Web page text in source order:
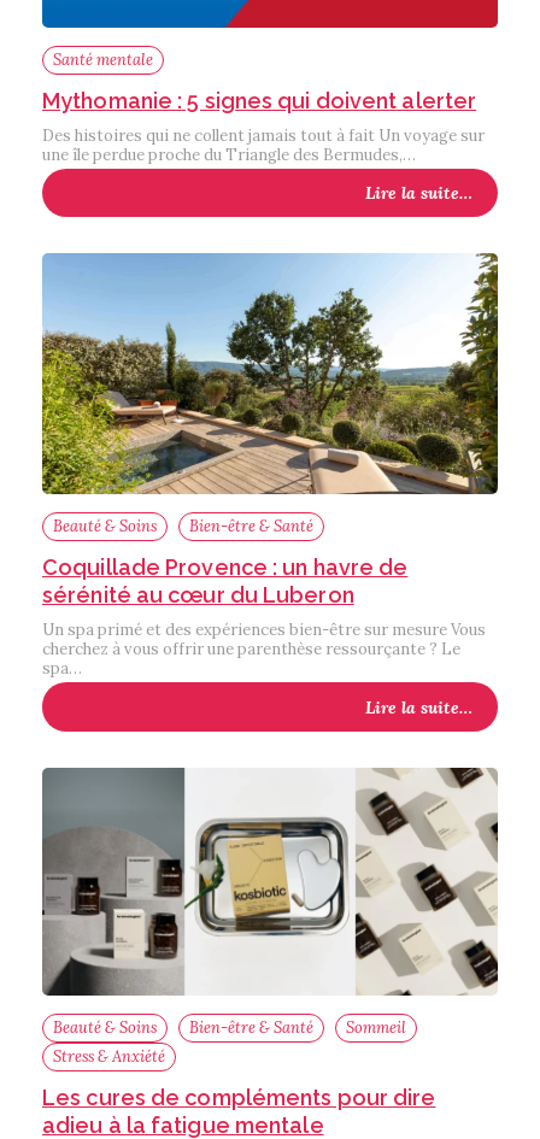
Santé mentale
Mythomanie : 5 signes qui doivent alerter
Des histoires qui ne collent jamais tout à fait Un voyage sur
une île perdue proche du Triangle des Bermudes,…
Lire la suite…
Beauté & Soins Bien-être & Santé
Coquillade Provence : un havre de
sérénité au cœur du Luberon
Un spa primé et des expériences bien-être sur mesure Vous
cherchez à vous offrir une parenthèse ressourçante ? Le
spa…
Lire la suite…
Beauté & Soins Bien-être & Santé
Sommeil
Stress & Anxiété
Les cures de compléments pour dire
adieu à la fatigue mentale